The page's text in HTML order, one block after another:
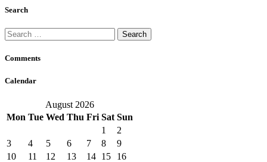
Search
Search
for:
Comments
Calendar
August 2026
Mon Tue Wed Thu Fri Sat Sun
1
2
3
4 5 6 7 8
9
10
11 12 13 14 15
16